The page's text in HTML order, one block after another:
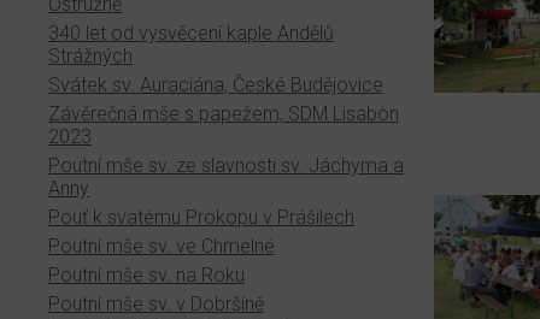
340 let od vysvěcení kaple Andělů
Strážných
Svátek sv. Auraciána, České Budějovice
Závěrečná mše s papežem, SDM Lisabon
2023
Poutní mše sv. ze slavnosti sv. Jáchyma a
Anny
Pouť k svatému Prokopu v Prášilech
Poutní mše sv. ve Chmelné
Poutní mše sv. na Roku
Poutní mše sv. v Dobršíně